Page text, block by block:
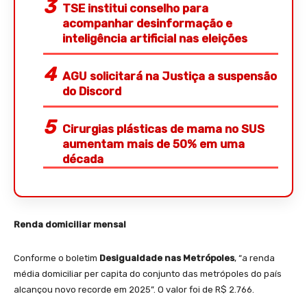
TSE institui conselho para
acompanhar desinformação e
inteligência artificial nas eleições
AGU solicitará na Justiça a suspensão
do Discord
Cirurgias plásticas de mama no SUS
aumentam mais de 50% em uma
década
Renda domiciliar mensal
Conforme o boletim Desigualdade nas Metrópoles, “a renda
média domiciliar per capita do conjunto das metrópoles do país
alcançou novo recorde em 2025”. O valor foi de R$ 2.766.